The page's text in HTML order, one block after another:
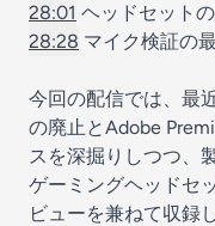
28:01 ヘッドセット
28:28 マイク検証の
今回の配信では、最
の廃止とAdobe
スを深掘りしつつ、
ゲーミングヘッドセ
ビューを兼ねて収録